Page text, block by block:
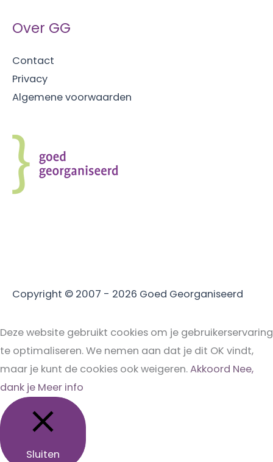
Over GG
Contact
Privacy
Algemene voorwaarden
Copyright © 2007 - 2026 Goed Georganiseerd
Deze website gebruikt cookies om je gebruikerservaring
te optimaliseren. We nemen aan dat je dit OK vindt,
maar je kunt de cookies ook weigeren.Akkoord Nee,
dank je Meer info
Sluiten